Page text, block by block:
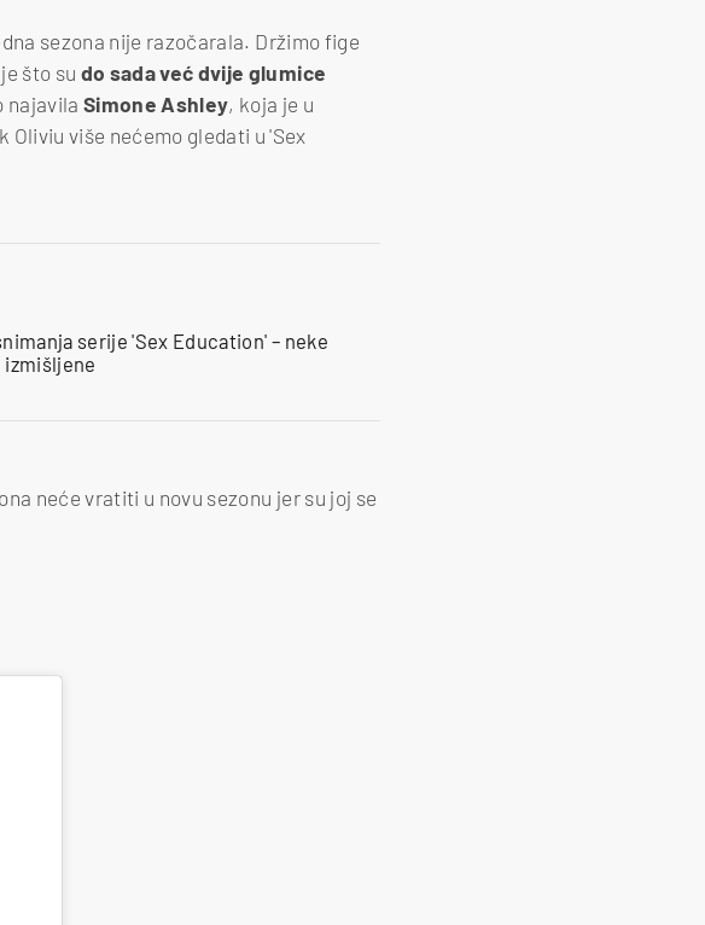
sezona nije razočarala. Držimo fige
što su do sada već dvije glumice
najavilaSimone Ashley, koja je u
Oliviu više nećemo gledati u 'Sex
serije 'Sex Education' – neke
izmišljene
neće vratiti u novu sezonu jer su joj se